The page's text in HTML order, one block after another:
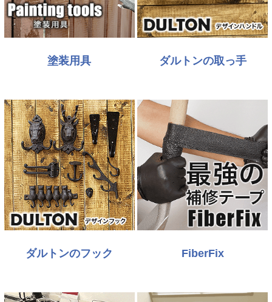
塗装用具 ダルトンの取っ手
ダルトンのフック FiberFix